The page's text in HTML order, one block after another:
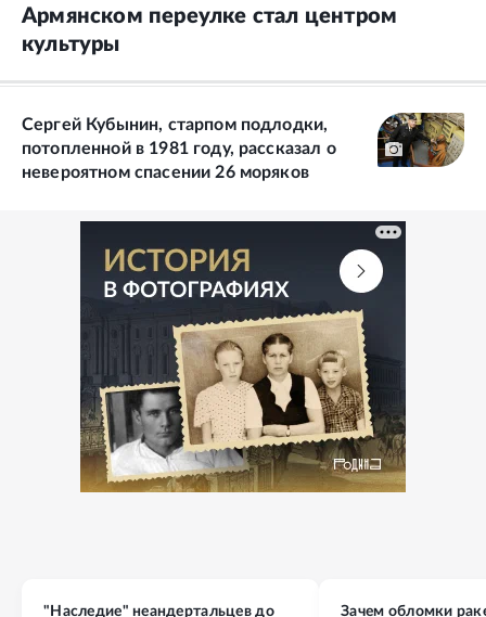
Армянском переулке стал центром
культуры
Сергей Кубынин, старпом подлодки,
потопленной в 1981 году, рассказал о
невероятном спасении 26 моряков
"Наследие" неандертальцев до
Зачем обломки